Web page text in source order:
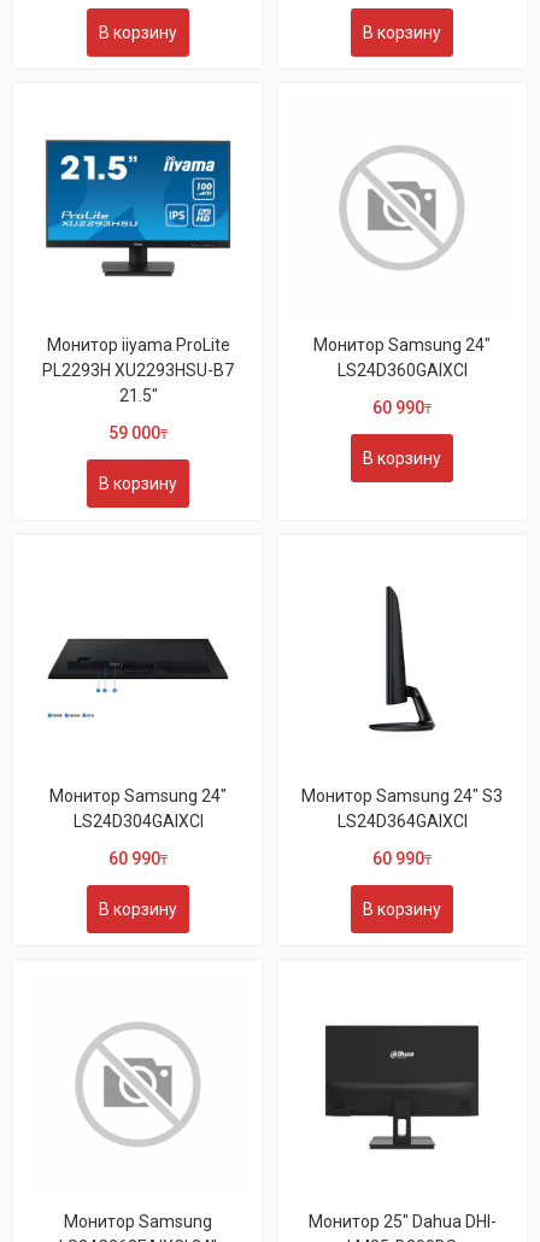
В корзину В корзину
Монитор iiyama ProLite
PL2293H XU2293HSU-B7
21.5"
59 000₸
В корзину
Монитор Samsung 24"
LS24D360GAIXCI
60 990₸
В корзину
Монитор Samsung 24"
LS24D304GAIXCI
60 990₸
В корзину
Монитор Samsung 24" S3
LS24D364GAIXCI
60 990₸
В корзину
Монитор Samsung
Монитор 25" Dahua DHI-